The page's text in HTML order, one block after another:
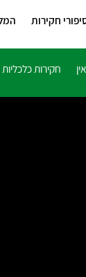
חקירות
חקירות כלכליות